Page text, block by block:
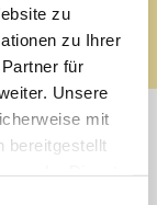
zu
zu Ihrer
für
Unsere
mit
bereitgestellt